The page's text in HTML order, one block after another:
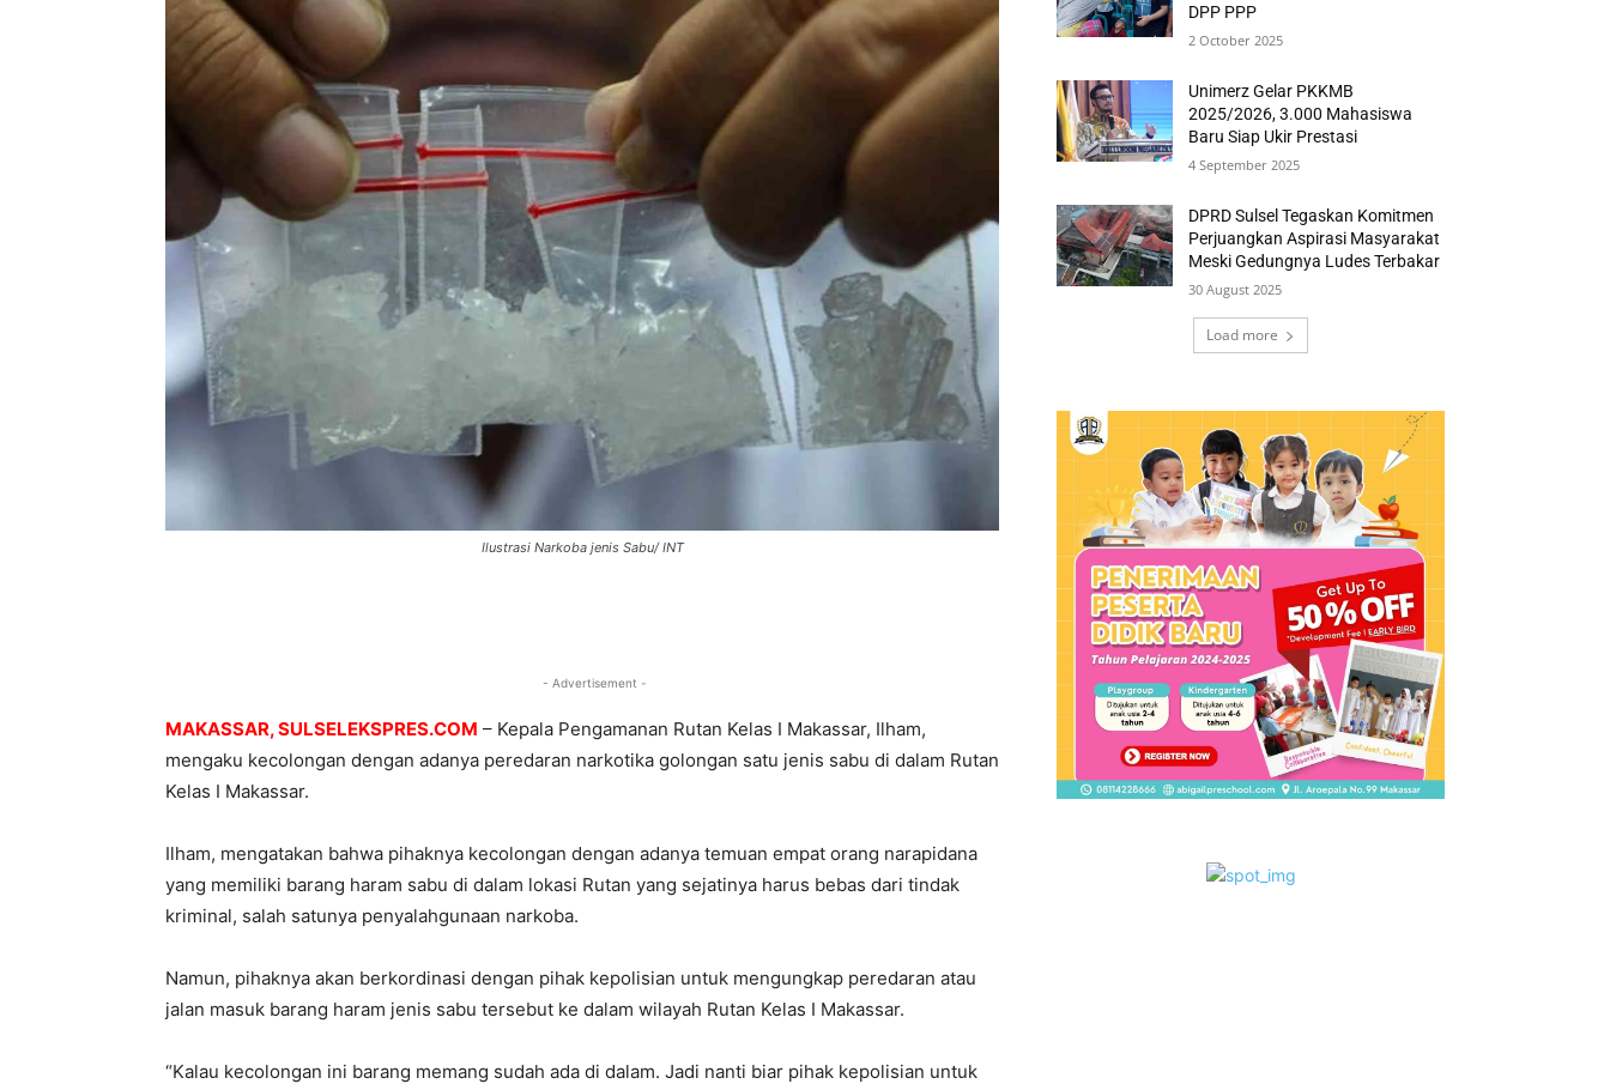
Ilustrasi Narkoba jenis Sabu/ INT
- Advertisement -
MAKASSAR, SULSELEKSPRES.COM – Kepala Pengamanan Rutan Kelas I Makassar, Ilham,
mengaku kecolongan dengan adanya peredaran narkotika golongan satu jenis sabu di dalam Rutan
Kelas I Makassar.
Ilham, mengatakan bahwa pihaknya kecolongan dengan adanya temuan empat orang narapidana
yang memiliki barang haram sabu di dalam lokasi Rutan yang sejatinya harus bebas dari tindak
kriminal, salah satunya penyalahgunaan narkoba.
Namun, pihaknya akan berkordinasi dengan pihak kepolisian untuk mengungkap peredaran atau
jalan masuk barang haram jenis sabu tersebut ke dalam wilayah Rutan Kelas I Makassar.
“Kalau kecolongan ini barang memang sudah ada di dalam. Jadi nanti biar pihak kepolisian untuk
DPP PPP
2 October 2025
Unimerz Gelar PKKMB
2025/2026, 3.000 Mahasiswa
Baru Siap Ukir Prestasi
4 September 2025
DPRD Sulsel Tegaskan Komitmen
Perjuangkan Aspirasi Masyarakat
Meski Gedungnya Ludes Terbakar
30 August 2025
Load more